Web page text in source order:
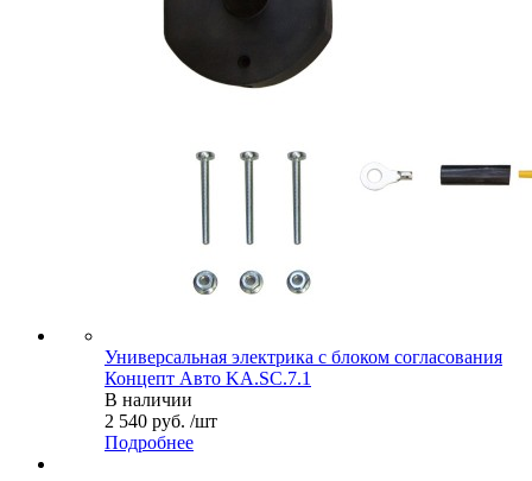
Универсальная электрика с блоком согласования
Концепт Авто KA.SC.7.1
В наличии
2 540 руб. /шт
Подробнее